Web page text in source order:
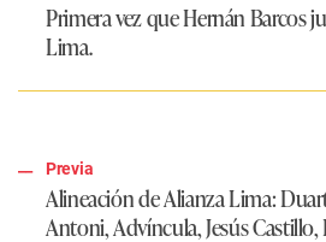
Primera vez que Hernán Barcos
Lima.
Previa
Alineación de Alianza Lima:
Antoni, Advíncula, Jesús